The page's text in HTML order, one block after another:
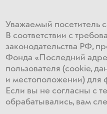
Уважаемый посетитель
В соответствии с
законодательства РФ,
Фонда «Последний
пользователя (cookie,
и местоположении) для
Если ​вы не согласны с
обрабатывались, ​вам